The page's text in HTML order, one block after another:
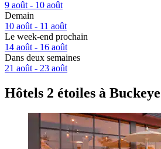
9 août - 10 août
Demain
10 août - 11 août
Le week-end prochain
14 août - 16 août
Dans deux semaines
21 août - 23 août
Hôtels 2 étoiles à Buckeye